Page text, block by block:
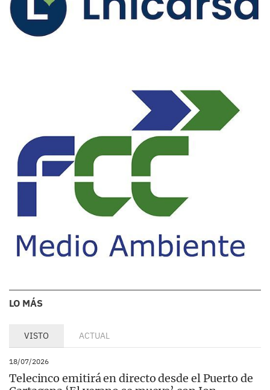
LO MÁS
VISTO ACTUAL
18/07/2026
Telecinco emitirá en directo desde el Puerto de